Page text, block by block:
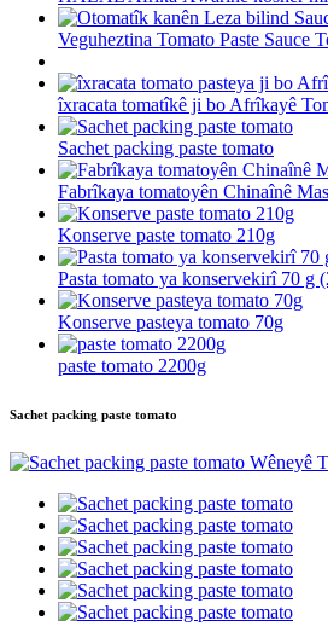
Veguheztina Tomato Paste
îxracata tomatîkê ji bo Afrîkayê
Sachet packing paste tomato
Fabrîkaya tomatoyên Chinaînê
Konserve paste tomato 210g
Pasta tomato ya konservekirî 70 g
Konserve pasteya tomato 70g
paste tomato 2200g
Sachet packing paste tomato